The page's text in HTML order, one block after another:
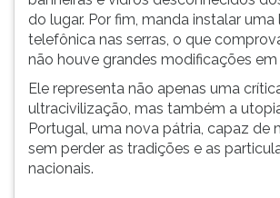
do lugar. Por fim, manda instalar uma
telefônica nas serras, o que
não houve grandes modificações em
Ele representa não apenas uma
ultracivilização, mas também a
Portugal, uma nova pátria, capaz de
sem perder as tradições e as
nacionais.